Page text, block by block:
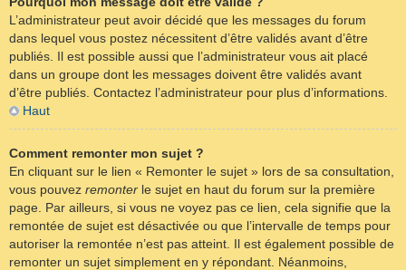
L’administrateur peut avoir décidé que les messages du forum
dans lequel vous postez nécessitent d’être validés avant d’être
publiés. Il est possible aussi que l’administrateur vous ait placé
dans un groupe dont les messages doivent être validés avant
d’être publiés. Contactez l’administrateur pour plus d’informations.
Haut
Comment remonter mon sujet ?
En cliquant sur le lien « Remonter le sujet » lors de sa consultation,
vous pouvez remonter le sujet en haut du forum sur la première
page. Par ailleurs, si vous ne voyez pas ce lien, cela signifie que la
remontée de sujet est désactivée ou que l’intervalle de temps pour
autoriser la remontée n’est pas atteint. Il est également possible de
remonter un sujet simplement en y répondant. Néanmoins,